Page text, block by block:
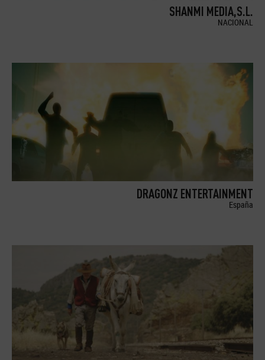
SHANMI MEDIA,S.L.
NACIONAL
DRAGONZ ENTERTAINMENT
España